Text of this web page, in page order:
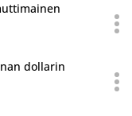
dollarin